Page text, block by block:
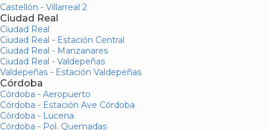
Castellón - Villarreal 2
Ciudad Real
Ciudad Real
Ciudad Real - Estación Central
Ciudad Real - Manzanares
Ciudad Real - Valdepeñas
Valdepeñas - Estación Valdepeñas
Córdoba
Córdoba - Aeropuerto
Córdoba - Estación Ave Córdoba
Córdoba - Lucena
Córdoba - Pol. Quemadas